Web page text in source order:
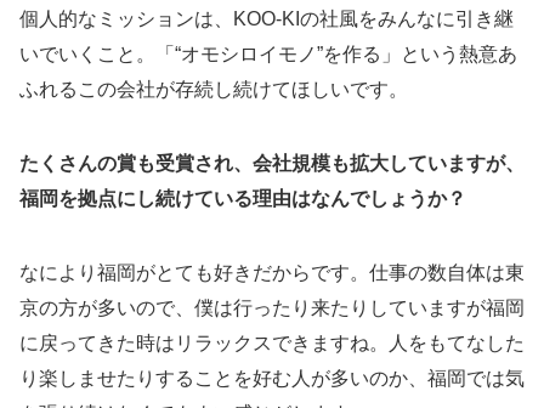
個人的なミッションは、KOO-KIの社風をみんなに引き継
いでいくこと。「“オモシロイモノ”を作る」という熱意あ
ふれるこの会社が存続し続けてほしいです。
たくさんの賞も受賞され、会社規模も拡大していますが、
福岡を拠点にし続けている理由はなんでしょうか？
なにより福岡がとても好きだからです。仕事の数自体は東
京の方が多いので、僕は行ったり来たりしていますが福岡
に戻ってきた時はリラックスできますね。人をもてなした
り楽しませたりすることを好む人が多いのか、福岡では気